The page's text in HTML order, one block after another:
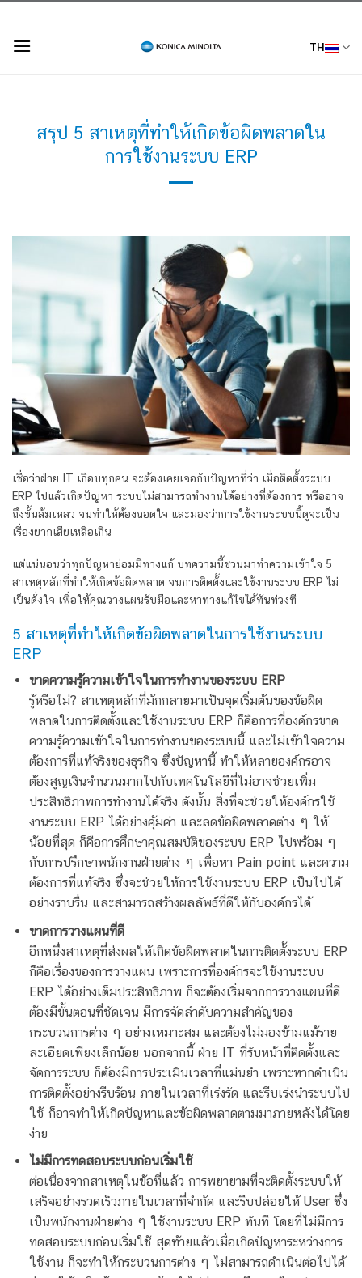
content
TH
สรุป 5 สาเหตุที่ทำให้เกิดข้อผิดพลาดใน
การใช้งานระบบ ERP
เชื่อว่าฝ่าย IT เกือบทุกคน จะต้องเคยเจอกับปัญหาที่ว่า เมื่อติดตั้งระบบ
ERP ไปแล้วเกิดปัญหา ระบบไม่สามารถทำงานได้อย่างที่ต้องการ หรืออาจ
ถึงขั้นล้มเหลว จนทำให้ต้องถอดใจ และมองว่าการใช้งานระบบนี้ดูจะเป็น
เรื่องยากเสียเหลือเกิน
แต่แน่นอนว่าทุกปัญหาย่อมมีทางแก้ บทความนี้ชวนมาทำความเข้าใจ 5
สาเหตุหลักที่ทำให้เกิดข้อผิดพลาด จนการติดตั้งและใช้งานระบบ ERP ไม่
เป็นดั่งใจ เพื่อให้คุณวางแผนรับมือและหาทางแก้ไขได้ทันท่วงที
5 สาเหตุที่ทำให้เกิดข้อผิดพลาดในการใช้งานระบบ
ERP
ขาดความรู้ความเข้าใจในการทำงานของระบบ ERP
รู้หรือไม่? สาเหตุหลักที่มักกลายมาเป็นจุดเริ่มต้นของข้อผิด
พลาดในการติดตั้งและใช้งานระบบ ERP ก็คือการที่องค์กรขาด
ความรู้ความเข้าใจในการทำงานของระบบนี้ และไม่เข้าใจความ
ต้องการที่แท้จริงของธุรกิจ ซึ่งปัญหานี้ ทำให้หลายองค์กรอาจ
ต้องสูญเงินจำนวนมากไปกับเทคโนโลยีที่ไม่อาจช่วยเพิ่ม
ประสิทธิภาพการทำงานได้จริง ดังนั้น สิ่งที่จะช่วยให้องค์กรใช้
งานระบบ ERP ได้อย่างคุ้มค่า และลดข้อผิดพลาดต่าง ๆ ให้
น้อยที่สุด ก็คือการศึกษาคุณสมบัติของระบบ ERP ไปพร้อม ๆ
กับการปรึกษาพนักงานฝ่ายต่าง ๆ เพื่อหา Pain point และความ
ต้องการที่แท้จริง ซึ่งจะช่วยให้การใช้งานระบบ ERP เป็นไปได้
อย่างราบรื่น และสามารถสร้างผลลัพธ์ที่ดีให้กับองค์กรได้
ขาดการวางแผนที่ดี
อีกหนึ่งสาเหตุที่ส่งผลให้เกิดข้อผิดพลาดในการติดตั้งระบบ ERP
ก็คือเรื่องของการวางแผน เพราะการที่องค์กรจะใช้งานระบบ
ERP ได้อย่างเต็มประสิทธิภาพ ก็จะต้องเริ่มจากการวางแผนที่ดี
ต้องมีขั้นตอนที่ชัดเจน มีการจัดลำดับความสำคัญของ
กระบวนการต่าง ๆ อย่างเหมาะสม และต้องไม่มองข้ามแม้ราย
ละเอียดเพียงเล็กน้อย นอกจากนี้ ฝ่าย IT ที่รับหน้าที่ติดตั้งและ
จัดการระบบ ก็ต้องมีการประเมินเวลาที่แม่นยำ เพราะหากดำเนิน
การติดตั้งอย่างรีบร้อน ภายในเวลาที่เร่งรัด และรีบเร่งนำระบบไป
ใช้ ก็อาจทำให้เกิดปัญหาและข้อผิดพลาดตามมาภายหลังได้โดย
ง่าย
ไม่มีการทดสอบระบบก่อนเริ่มใช้
ต่อเนื่องจากสาเหตุในข้อที่แล้ว การพยายามที่จะติดตั้งระบบให้
เสร็จอย่างรวดเร็วภายในเวลาที่จำกัด และรีบปล่อยให้ User ซึ่ง
เป็นพนักงานฝ่ายต่าง ๆ ใช้งานระบบ ERP ทันที โดยที่ไม่มีการ
ทดสอบระบบก่อนเริ่มใช้ สุดท้ายแล้วเมื่อเกิดปัญหาระหว่างการ
ใช้งาน ก็จะทำให้กระบวนการต่าง ๆ ไม่สามารถดำเนินต่อไปได้